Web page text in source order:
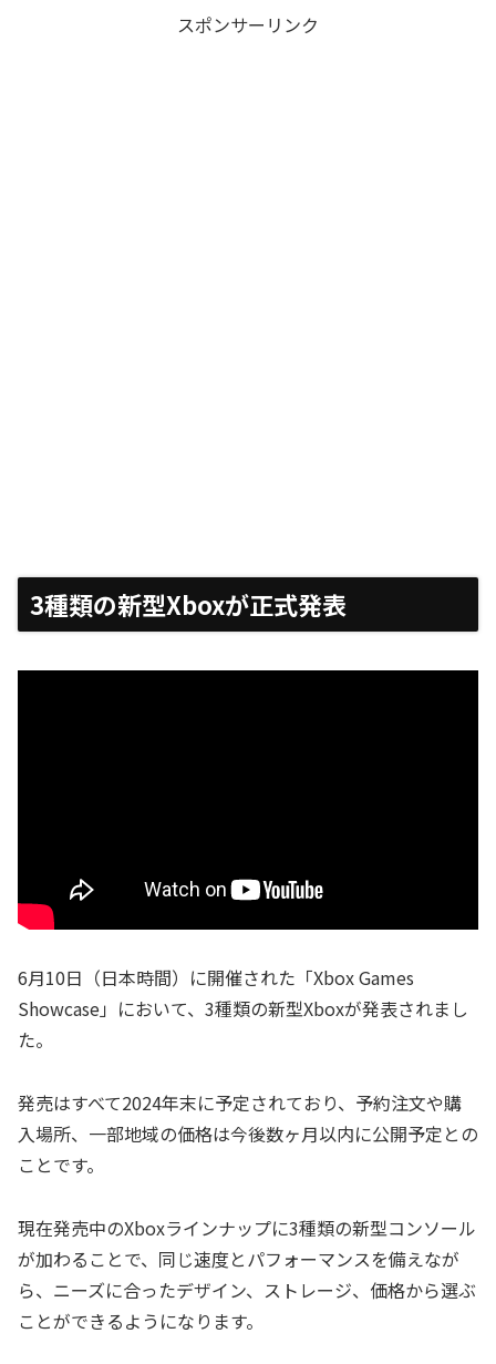
スポンサーリンク
3種類の新型Xboxが正式発表
6月10日（日本時間）に開催された「Xbox Games
Showcase」において、3種類の新型Xboxが発表されまし
た。
発売はすべて2024年末に予定されており、予約注文や購
入場所、一部地域の価格は今後数ヶ月以内に公開予定との
ことです。
現在発売中のXboxラインナップに3種類の新型コンソール
が加わることで、同じ速度とパフォーマンスを備えなが
ら、ニーズに合ったデザイン、ストレージ、価格から選ぶ
ことができるようになります。